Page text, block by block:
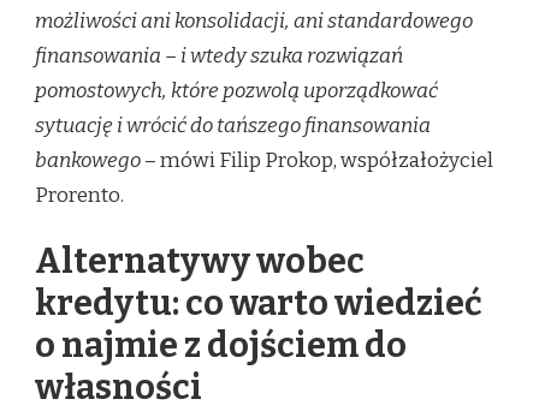
możliwości ani konsolidacji, ani standardowego
finansowania – i wtedy szuka rozwiązań
pomostowych, które pozwolą uporządkować
sytuację i wrócić do tańszego finansowania
bankowego– mówi Filip Prokop, współzałożyciel
Prorento.
Alternatywy wobec
kredytu: co warto wiedzieć
o najmie z dojściem do
własności